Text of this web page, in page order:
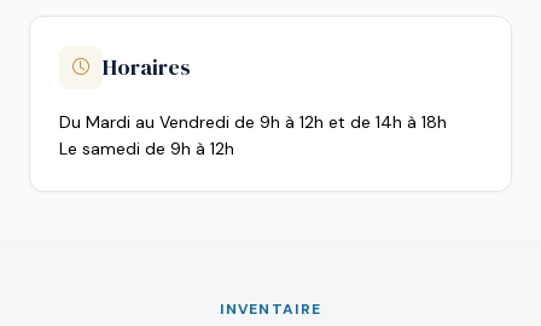
Horaires
Du Mardi au Vendredi de 9h à 12h et de 14h à 18h
Le samedi de 9h à 12h
INVENTAIRE